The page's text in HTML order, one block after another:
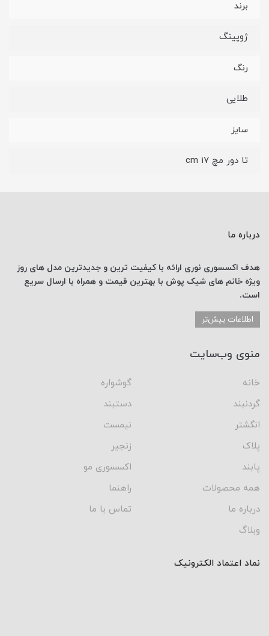
برند
ژوپینگ
رنگ
طلایی
سایز
تا دور مچ 17 cm
درباره ما
هدف اکسسوری نوری ارائه با کیفیت ترین و جدیدترین مدل های روز
ویژه خانم های شیک پوش با بهترین قیمت و همراه با ارسال سریع
است.
اطلاعات بیش‌تر
منوی وب‌سایت
خانه
گوشواره
گردنبند
دستبند
انگشتر
نیمست
پلاک
زنجیر
پابند
اکسسوری مو
همه محصولات
راهنما
درباره ما
تماس با ما
وبلاگ
نماد اعتماد الکترونیک